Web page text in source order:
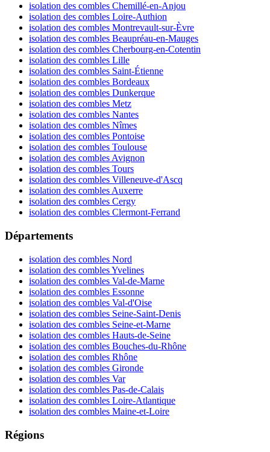
isolation des combles Chemillé-en-Anjou
isolation des combles Loire-Authion
isolation des combles Montrevault-sur-Èvre
isolation des combles Beaupréau-en-Mauges
isolation des combles Cherbourg-en-Cotentin
isolation des combles Lille
isolation des combles Saint-Étienne
isolation des combles Bordeaux
isolation des combles Dunkerque
isolation des combles Metz
isolation des combles Nantes
isolation des combles Nîmes
isolation des combles Pontoise
isolation des combles Toulouse
isolation des combles Avignon
isolation des combles Tours
isolation des combles Villeneuve-d'Ascq
isolation des combles Auxerre
isolation des combles Cergy
isolation des combles Clermont-Ferrand
Départements
isolation des combles Nord
isolation des combles Yvelines
isolation des combles Val-de-Marne
isolation des combles Essonne
isolation des combles Val-d'Oise
isolation des combles Seine-Saint-Denis
isolation des combles Seine-et-Marne
isolation des combles Hauts-de-Seine
isolation des combles Bouches-du-Rhône
isolation des combles Rhône
isolation des combles Gironde
isolation des combles Var
isolation des combles Pas-de-Calais
isolation des combles Loire-Atlantique
isolation des combles Maine-et-Loire
Régions